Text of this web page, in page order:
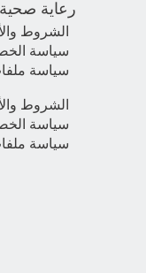
رعاية صحية
الشروط
سياسة
سياسة
الشروط
سياسة
سياسة